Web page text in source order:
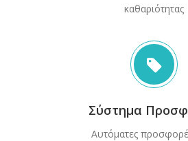
καθαριότητας
Σύστημα
Αυτόματες